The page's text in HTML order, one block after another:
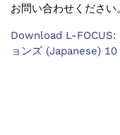
お問い合わせください。
Download L-FOCUS:
ョンズ (Japanese) 10